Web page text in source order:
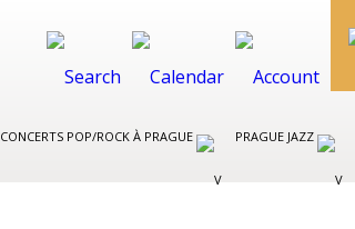
CONCERTS POP/ROCK À PRAGUE PRAGUE JAZZ